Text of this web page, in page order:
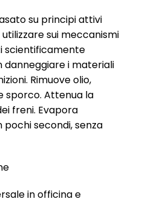
su principi attivi
utilizzare sui meccanismi
scientificamente
i materiali
Rimuove olio,
sporco. Attenua la
freni. Evapora
secondi, senza
in officina e